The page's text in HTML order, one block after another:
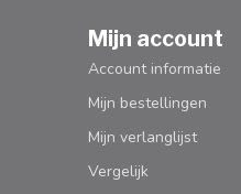
Mijn account
Account informatie
Mijn bestellingen
Mijn verlanglijst
Vergelijk